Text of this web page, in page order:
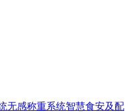
无感称重系统智慧食安及配